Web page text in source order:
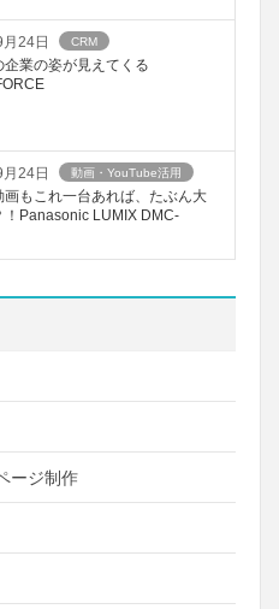
24日 CRM
企業の姿が見えてくる
24日 動画・YouTube活用
画もこれ一台あれば、たぶん大
！Panasonic LUMIX DMC-
ージ制作